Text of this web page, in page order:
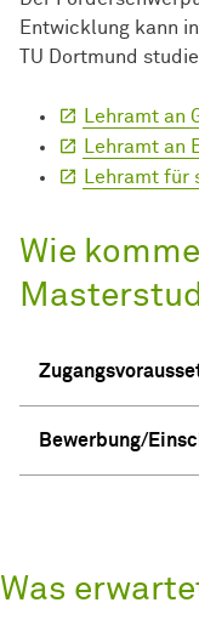
Entwicklung kann
TU Dortmund
Lehramt an
Lehramt an
Lehramt
Wie
Bewerbung/
Was